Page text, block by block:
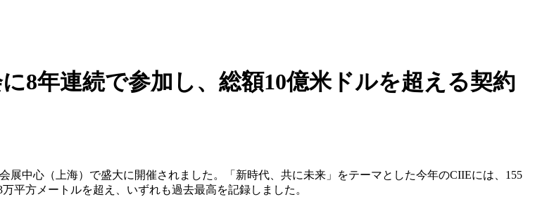
8年連続で参加し、総額10億米ドルを超える契約
中心（上海）で盛大に開催されました。「新時代、共に未来」をテーマとした今年のCIIEには、155
平方メートルを超え、いずれも過去最高を記録しました。